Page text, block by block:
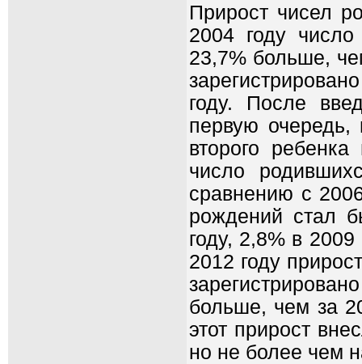
Прирост чисел
2004 году
23,7% больше,
году. После
первую очередь,
второго
число
сравнению с
рождений стал
году, 2,8% в
2012 году
больше, чем за
этот прирост
но не более чем